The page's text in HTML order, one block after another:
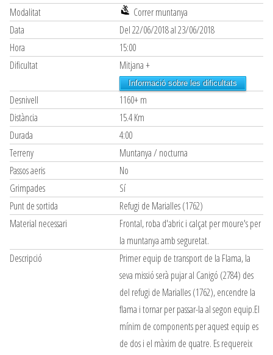
Modalitat
Correr muntanya
Data
Del 22/06/2018 al 23/06/2018
Hora
15:00
Dificultat
Mitjana +
Informació sobre les dificultats
Desnivell
1160+ m
Distància
15.4 Km
Durada
4:00
Terreny
Muntanya / nocturna
Passos aeris
No
Grimpades
Sí
Punt de sortida
Refugi de Marialles (1762)
Material necessari
Frontal, roba d'abric i calçat per moure's per
la muntanya amb seguretat.
Descripció
Primer equip de transport de la Flama, la
seva missió serà pujar al Canigó (2784) des
del refugi de Marialles (1762), encendre la
flama i tornar per passar-la al segon equip.El
mínim de components per aquest equip es
de dos i el màxim de quatre. Es requereix